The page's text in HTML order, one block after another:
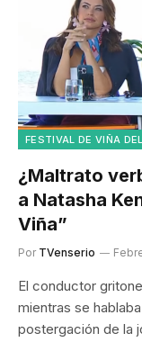
FESTIVAL DE VIÑA
¿Maltrato
a Natasha
Viña”
Por TVenserio
El conductor
mientras se
postergación de la